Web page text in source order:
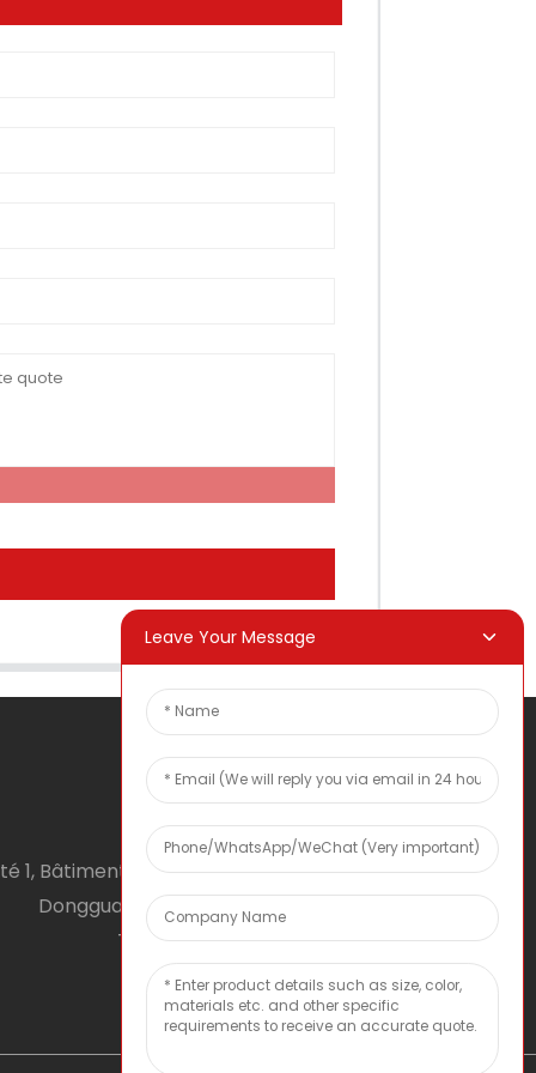
1, Bâtiment 1, No. 2, Tiyu Road, South District,
Dongguan city, Guangdong Province, RPC
Téléphone : 0086 0769-22900190
Courriel : inquiry@hey-gift.com
Leave Your Message